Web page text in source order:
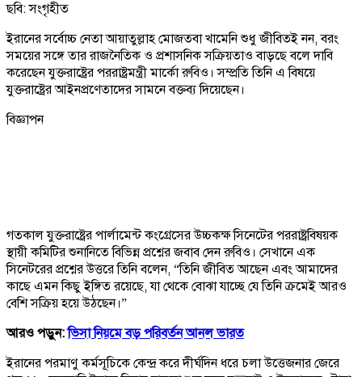
ছবি: সংগৃহীত
ইরানের সর্বোচ্চ নেতা আয়াতুল্লাহ মোজতবা খামেনি শুধু জীবিতই নন, বরং
সময়ের সঙ্গে তার রাজনৈতিক ও প্রশাসনিক সক্রিয়তাও বাড়ছে বলে দাবি
করেছেন যুক্তরাষ্ট্রের পররাষ্ট্রমন্ত্রী মার্কো রুবিও। সম্প্রতি তিনি এ বিষয়ে
যুক্তরাষ্ট্রের আইনপ্রণেতাদের সামনে বক্তব্য দিয়েছেন।
বিজ্ঞাপন
গতকাল যুক্তরাষ্ট্রের পার্লামেন্ট কংগ্রেসের উচ্চকক্ষ সিনেটের পররাষ্ট্রবিষয়ক
স্থায়ী কমিটির শুনানিতে বিভিন্ন প্রশ্নের জবাব দেন রুবিও। সেখানে এক
সিনেটরের প্রশ্নের উত্তরে তিনি বলেন, “তিনি জীবিত আছেন এবং আমাদের
কাছে এমন কিছু ইঙ্গিত রয়েছে, যা থেকে বোঝা যাচ্ছে যে তিনি ক্রমেই আরও
বেশি সক্রিয় হয়ে উঠছেন।”
আরও পড়ুন:ভিসা নিয়মে বড় পরিবর্তন আনল ভারত
ইরানের পরমাণু কর্মসূচিকে কেন্দ্র করে দীর্ঘদিন ধরে চলা উত্তেজনার জেরে